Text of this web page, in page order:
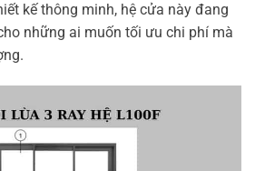
kế thông minh, hệ cửa này đang
những ai muốn tối ưu chi phí mà